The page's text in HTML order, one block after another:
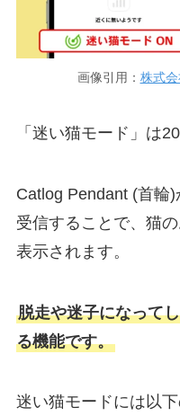
画像引用： 株式
「迷い猫モード」は
Catlog Pendant (首輪
受信することで、猫
表示されます。
脱走や迷子になって
る機能です。
迷い猫モードには以